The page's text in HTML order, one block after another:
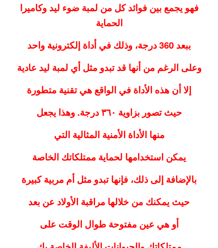
فهو يجمع بين فوائد كل من لمبة ضوء ليد وكاميرا
الحماية
ببعد 360 درجة، وذلك في أداة إلكترونية واحد
وعلى الرغم من أنها قد تبدو مثل أي لمبة ليد عادية
إلا أن هذه الأداة في الواقع هي تقنية متطورة
حيث تصور بزاوية ٣٦٠ درجة. وهذا يجعل
منها الأداة الأمنية المثالية التي
يمكن استخدامها لحماية ممتلكاتك الخاصة
بالإضافة إلى ذلك، فإنها تبدو مثل أم مربية كبيرة
حيث يمكنك من خلالها مراقبة الأولاد عن بعد
أو هي عين مفتوحة طوال الوقت على